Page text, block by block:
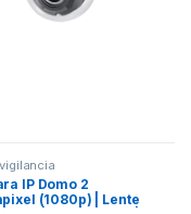
IP Domo 2
(1080p) | Lente